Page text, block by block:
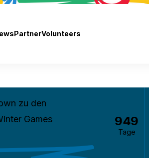
PartnerVolunteers
zu den
Games
949
Tage